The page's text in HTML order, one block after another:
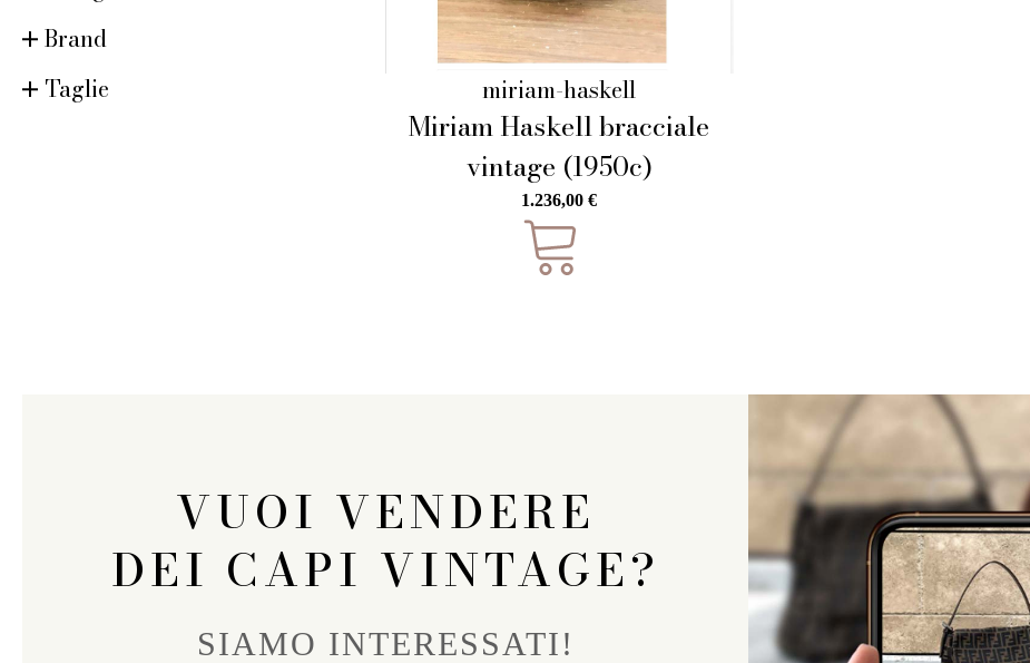
Brand
Taglie
miriam-haskell
Miriam Haskell bracciale
vintage (1950c)
1.236,00€
VUOI VENDERE
DEI CAPI VINTAGE?
SIAMO INTERESSATI!